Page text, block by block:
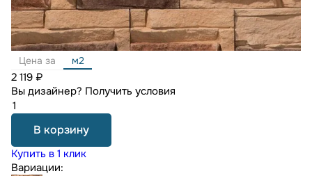
Цена за м2
2 119 ₽
Вы дизайнер? Получить условия
В корзину
Купить в 1 клик
Вариации: